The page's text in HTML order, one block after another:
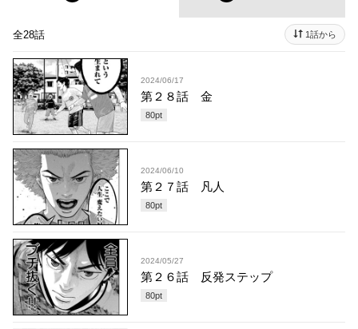
全28話 1話から
2024/06/17
第２８話 金
80pt
2024/06/10
第２７話 凡人
80pt
2024/05/27
第２６話 反発ステップ
80pt